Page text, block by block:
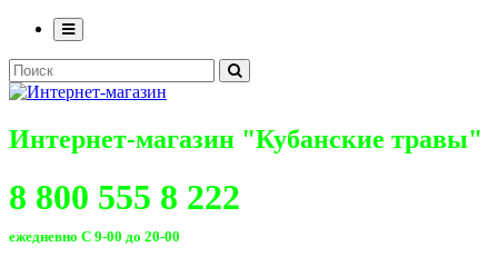
Интернет-магазин "Кубанские травы"
8 800 555 8 222
ежедневно С 9-00 до 20-00